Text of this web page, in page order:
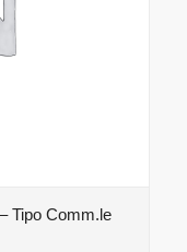
Tipo Comm.le